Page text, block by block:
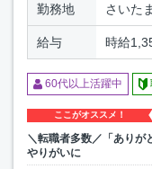
勤務地 さいた
給与 時給
60代以上活躍中
ここがオススメ！
＼転職者多数／「ありが
やりがいに